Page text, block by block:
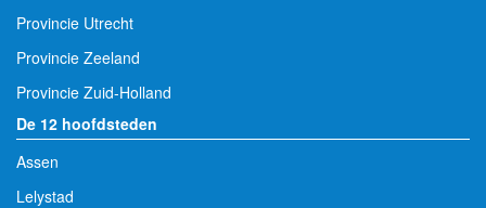
Provincie Utrecht
Provincie Zeeland
Provincie Zuid-Holland
De 12 hoofdsteden
Assen
Lelystad